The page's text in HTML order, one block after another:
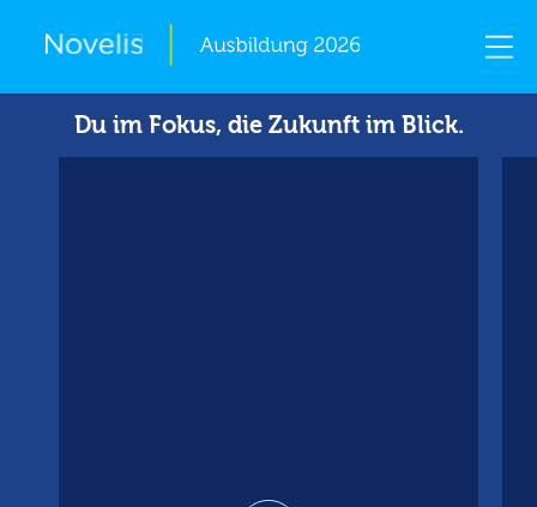
Du im Fokus, die Zukunft im Blick.